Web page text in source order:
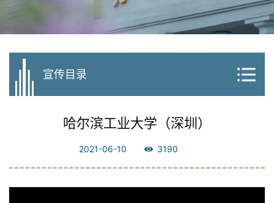
宣传目录
哈尔滨工业大学（深圳）
2021-06-10 3190